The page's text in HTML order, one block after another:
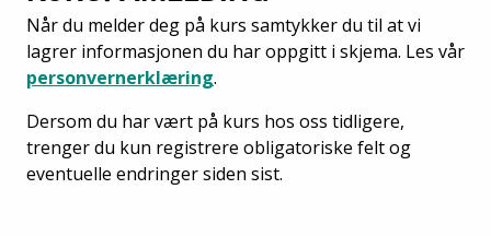
Når du melder deg på kurs samtykker du til at vi
lagrer informasjonen du har oppgitt i skjema. Les vår
personvernerklæring.
Dersom du har vært på kurs hos oss tidligere,
trenger du kun registrere obligatoriske felt og
eventuelle endringer siden sist.